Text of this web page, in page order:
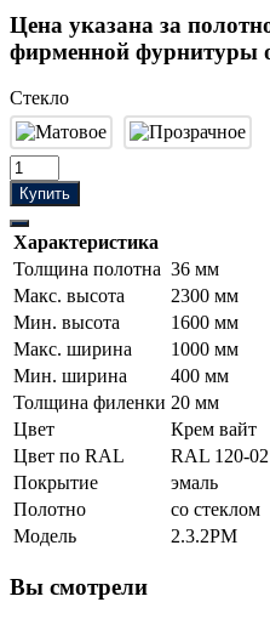
Цена указана за
фирменной фурнитуры
Стекло
Купить
Характеристика
Толщина полотна 36 мм
Макс. высота
2300 мм
Мин. высота
1600 мм
Макс. ширина
1000 мм
Мин. ширина
400 мм
Толщина филенки 20 мм
Цвет
Крем вайт
Цвет по RAL
RAL 120-02
Покрытие
эмаль
Полотно
со стеклом
Модель
2.3.2PM
Вы смотрели